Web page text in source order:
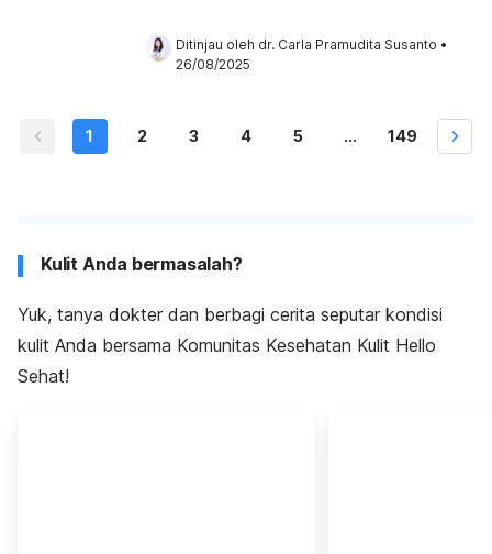
Ditinjau oleh dr. Carla Pramudita Susanto •
26/08/2025
1 2 3 4 5 ... 149
Kulit Anda bermasalah?
Yuk, tanya dokter dan berbagi cerita seputar kondisi
kulit Anda bersama Komunitas Kesehatan Kulit Hello
Sehat!